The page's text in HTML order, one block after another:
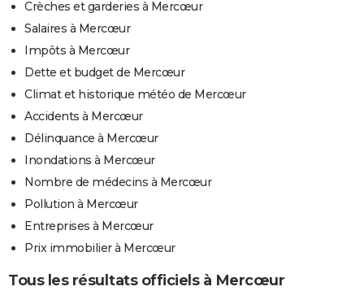
Crèches et garderies à Mercœur
Salaires à Mercœur
Impôts à Mercœur
Dette et budget de Mercœur
Climat et historique météo de Mercœur
Accidents à Mercœur
Délinquance à Mercœur
Inondations à Mercœur
Nombre de médecins à Mercœur
Pollution à Mercœur
Entreprises à Mercœur
Prix immobilier à Mercœur
Tous les résultats officiels à Mercœur